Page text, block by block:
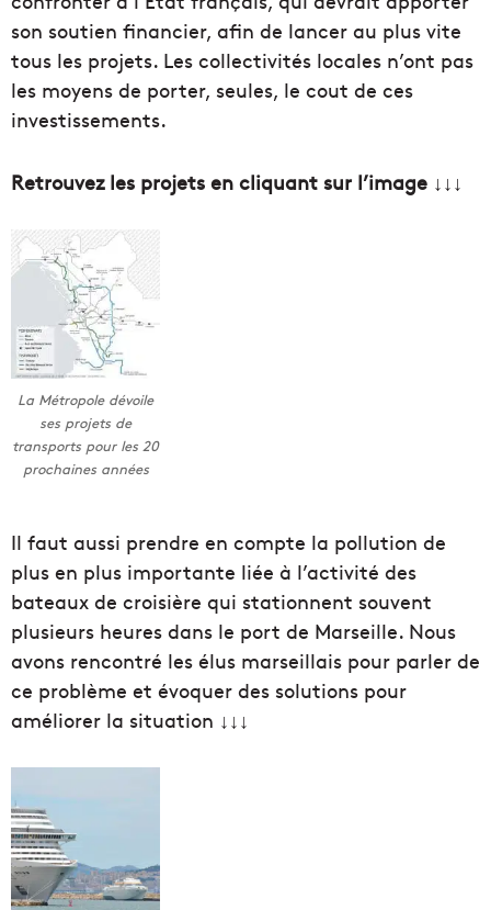
son soutien financier, afin de lancer au plus vite
tous les projets. Les collectivités locales n’ont pas
les moyens de porter, seules, le cout de ces
investissements.
Retrouvez les projets en cliquant sur l’image ↓↓↓
La Métropole dévoile
ses projets de
transports pour les 20
prochaines années
Il faut aussi prendre en compte la pollution de
plus en plus importante liée à l’activité des
bateaux de croisière qui stationnent souvent
plusieurs heures dans le port de Marseille. Nous
avons rencontré les élus marseillais pour parler de
ce problème et évoquer des solutions pour
améliorer la situation ↓↓↓